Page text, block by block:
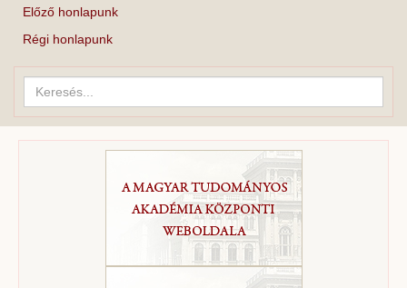
Előző honlapunk
Régi honlapunk
Keresés...